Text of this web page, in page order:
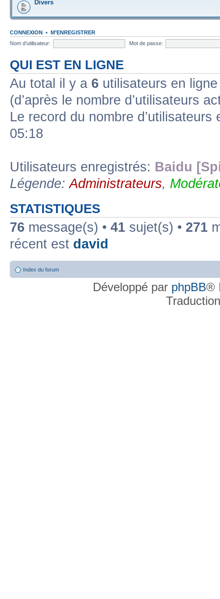
Divers
CONNEXION • M’ENREGISTRER
Nom d’utilisateur:
Mot de passe:
QUI EST EN LIGNE
Au total il y a 6 utilisateurs en
(d’après le nombre d’utilisateurs
Le record du nombre
05:18
Utilisateurs enregistrés: Baidu
Légende:Administrateurs,
STATISTIQUES
76 message(s) • 41 sujet(s) • 271
récent est david
Index du forum
Développé par phpBB®